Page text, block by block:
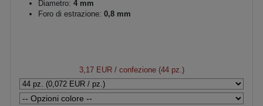
Diametro: 4 mm
Foro di estrazione: 0,8 mm
3,17 EUR/ confezione (44 pz.)